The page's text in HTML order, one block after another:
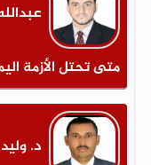
متى تحتل الأزمة
د.